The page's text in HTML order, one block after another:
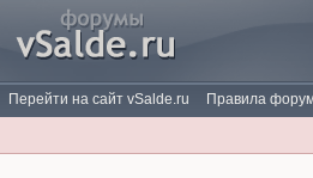
Перейти на сайт vSalde.ru Правила